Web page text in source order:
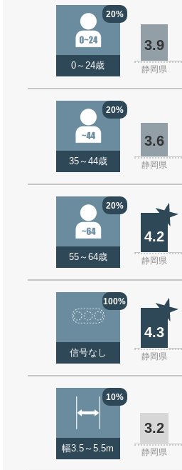
20%
0～24歳
3.9
静岡県
20%
35～44歳
3.6
静岡県
20%
55～64歳
4.2
静岡県
100%
信号なし
4.3
静岡県
10%
幅3.5～5.5m
3.2
静岡県